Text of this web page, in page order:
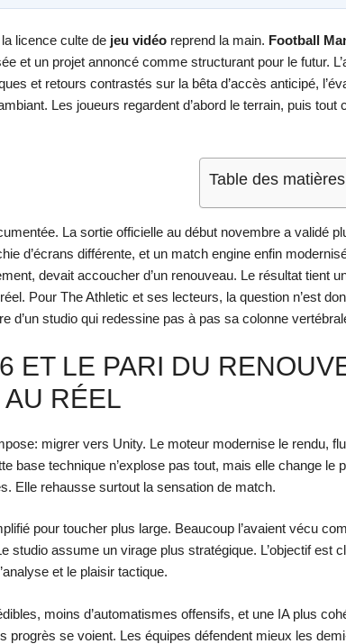
licence culte de jeu vidéo reprend la main. Football
et un projet annoncé comme structurant pour le futur.
et retours contrastés sur la bêta d’accès anticipé,
Les joueurs regardent d’abord le terrain, puis tout
Table des matières
La sortie officielle au début novembre a validé
d’écrans différente, et un match engine enfin
devait accoucher d’un renouveau. Le résultat tient
Pour The Athletic et ses lecteurs, la question n’est
d’un studio qui redessine pas à pas sa colonne
ET LE PARI DU
RÉEL
migrer vers Unity. Le moteur modernise le rendu,
base technique n’explose pas tout, mais elle change le
Elle rehausse surtout la sensation de match.
pour toucher plus large. Beaucoup l’avaient vécu
studio assume un virage plus stratégique. L’objectif est
et le plaisir tactique.
moins d’automatismes offensifs, et une IA plus
progrès se voient. Les équipes défendent mieux les